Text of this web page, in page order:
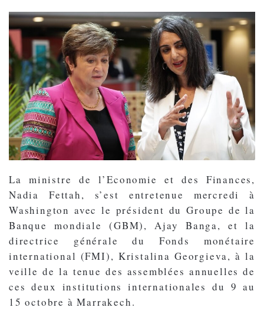
La ministre de l’Economie et des Finances,
Nadia Fettah, s’est entretenue mercredi à
Washington avec le président du Groupe de la
Banque mondiale (GBM), Ajay Banga, et la
directrice générale du Fonds monétaire
international (FMI), Kristalina Georgieva, à la
veille de la tenue des assemblées annuelles de
ces deux institutions internationales du 9 au
15 octobre à Marrakech.